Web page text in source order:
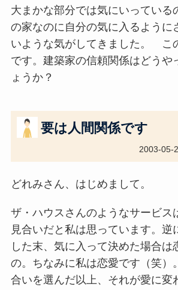
大まかな部分では気にいっている
の家なのに自分の気に入るように
いような気がしてきました。 こ
です。建築家の信頼関係はどうや
ょうか？
要は人間関係です
2003-05-
どれみさん、はじめまして。
ザ・ハウスさんのようなサービス
見合いだと私は思っています。逆
した末、気に入って決めた場合は
の。ちなみに私は恋愛です（笑）
合いを選んだ以上、それが愛に変